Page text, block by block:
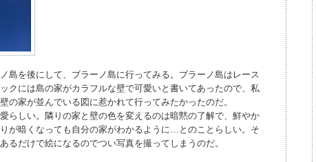
島を後にして、ブラーノ島に行ってみる。ブラーノ島はレース
クには島の家がカラフルな壁で可愛いと書いてあったので、私
の家が並んでいる図に惹かれて行ってみたかったのだ。
らしい。隣りの家と壁の色を変えるのは暗黙の了解で、鮮やか
が暗くなっても自分の家がわかるように…とのことらしい。そ
るだけで絵になるのでつい写真を撮ってしまうのだ。